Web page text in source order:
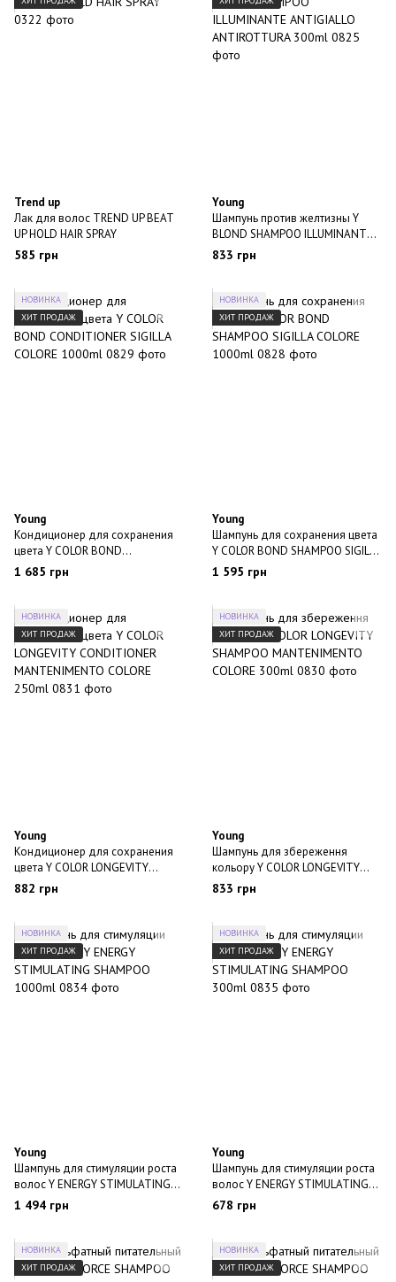
Trend up
Лак для волос TREND UP BEAT
UP HOLD HAIR SPRAY
585 грн
Young
Шампунь против желтизны Y
BLOND SHAMPOO ILLUMINANTE
ANTIGIALLO ANTIROTTURA
300ml
833 грн
НОВИНКА
ХИТ ПРОДАЖ
Young
Кондиционер для сохранения
цвета Y COLOR BOND
CONDITIONER SIGILLA COLORE
1 685 грн
НОВИНКА
ХИТ ПРОДАЖ
Young
Шампунь для сохранения цвета
Y COLOR BOND SHAMPOO SIGILLA
COLORE 1000ml
1 595 грн
НОВИНКА
ХИТ ПРОДАЖ
Young
Кондиционер для сохранения
цвета Y COLOR LONGEVITY
CONDITIONER MANTENIMENTO
COLORE 250ml
882 грн
НОВИНКА
ХИТ ПРОДАЖ
Young
Шампунь для збереження
кольору Y COLOR LONGEVITY
SHAMPOO MANTENIMENTO
COLORE 300ml
833 грн
НОВИНКА
ХИТ ПРОДАЖ
Young
Шампунь для стимуляции роста
волос Y ENERGY STIMULATING
SHAMPOO 1000ml
1 494 грн
НОВИНКА
ХИТ ПРОДАЖ
Young
Шампунь для стимуляции роста
волос Y ENERGY STIMULATING
SHAMPOO 300ml
678 грн
НОВИНКА
ХИТ ПРОДАЖ
НОВИНКА
ХИТ ПРОДАЖ